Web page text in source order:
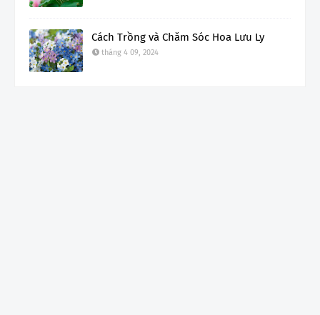
Cách Trồng và Chăm Sóc Hoa Lưu Ly
tháng 4 09, 2024